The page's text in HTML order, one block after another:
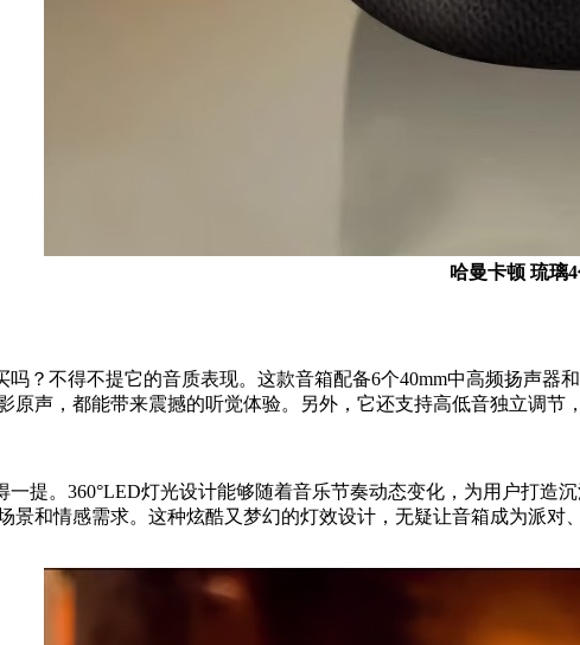
哈曼卡顿 琉璃
？不得不提它的音质表现。这款音箱配备6个40mm中高频扬声器
原声，都能带来震撼的听觉体验。另外，它还支持高低音独立调节
提。360°LED灯光设计能够随着音乐节奏动态变化，为用户打
景和情感需求。这种炫酷又梦幻的灯效设计，无疑让音箱成为派对